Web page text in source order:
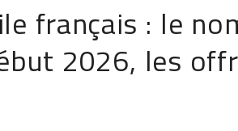
français : le
2026, les